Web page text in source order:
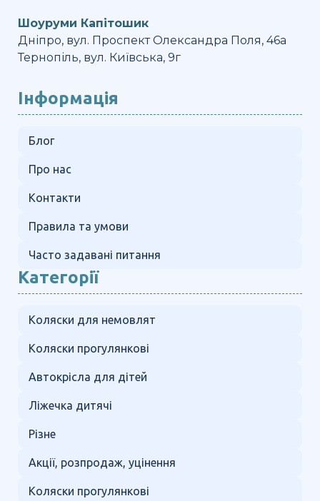
Шоуруми Капітошик
Дніпро, вул. Проспект Олександра Поля, 46а
Тернопіль, вул. Київська, 9г
Інформація
Блог
Про нас
Контакти
Правила та умови
Часто задавані питання
Категорії
Коляски для немовлят
Коляски прогулянкові
Автокрісла для дітей
Ліжечка дитячі
Різне
Акції, розпродаж, уцінення
Коляски прогулянкові